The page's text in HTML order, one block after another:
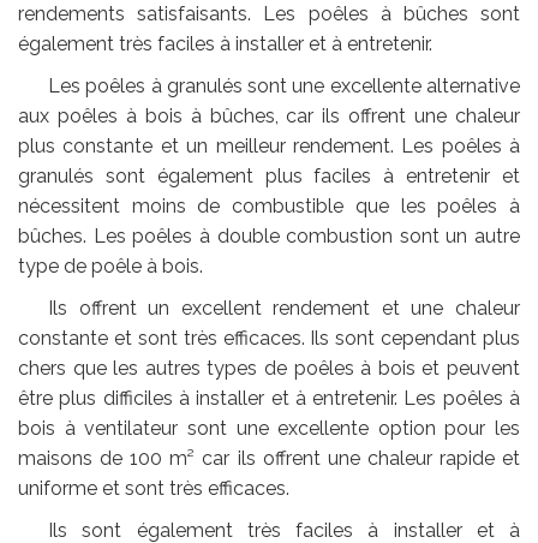
rendements satisfaisants. Les poêles à bûches sont
également très faciles à installer et à entretenir.
Les poêles à granulés sont une excellente alternative
aux poêles à bois à bûches, car ils offrent une chaleur
plus constante et un meilleur rendement. Les poêles à
granulés sont également plus faciles à entretenir et
nécessitent moins de combustible que les poêles à
bûches. Les poêles à double combustion sont un autre
type de poêle à bois.
Ils offrent un excellent rendement et une chaleur
constante et sont très efficaces. Ils sont cependant plus
chers que les autres types de poêles à bois et peuvent
être plus difficiles à installer et à entretenir. Les poêles à
bois à ventilateur sont une excellente option pour les
maisons de 100 m² car ils offrent une chaleur rapide et
uniforme et sont très efficaces.
Ils sont également très faciles à installer et à